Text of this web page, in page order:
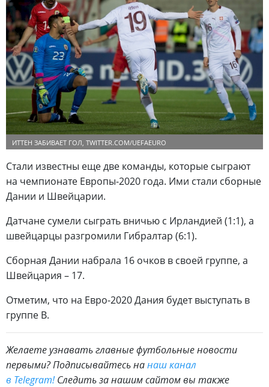
ИТТЕН ЗАБИВАЕТ ГОЛ, TWITTER.COM/UEFAEURO
Стали известны еще две команды, которые сыграют
на чемпионате Европы-2020 года. Ими стали сборные
Дании и Швейцарии.
Датчане сумели сыграть вничью с Ирландией (1:1), а
швейцарцы разгромили Гибралтар (6:1).
Сборная Дании набрала 16 очков в своей группе, а
Швейцария – 17.
Отметим, что на Евро-2020 Дания будет выступать в
группе B.
Желаете узнавать главные футбольные новости
первыми?Подписывайтесь нанаш канал
в Telegram! Следить за нашим сайтом вы также